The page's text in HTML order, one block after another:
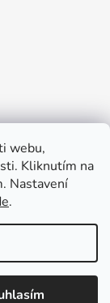
webu,
Kliknutím na
Nastavení
.
vyhrazena.